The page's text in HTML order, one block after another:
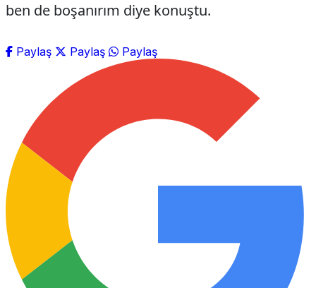
ben de boşanırım diye konuştu.
Paylaş Paylaş Paylaş